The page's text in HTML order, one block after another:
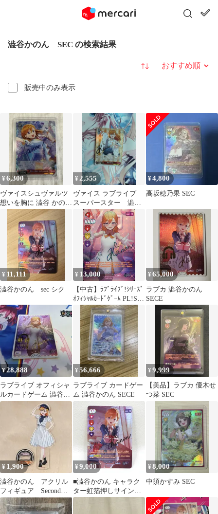
澁谷かのん SEC の検索結果
販売中のみ表示
並び替え
¥6,300
ヴァイスシュヴァルツ
想いを胸に 澁谷 かのん
SP サイン
¥ 2,555
ヴァイス ラブライブ
スーパースター 澁谷
かのん SP
¥4,800
高坂穂乃果 SEC
¥ 11,111
澁谷かのん sec シク
¥ 13,000
【中古】ﾗﾌﾞﾗｲﾌﾞ!ｼﾘｰｽﾞ
ｵﾌｨｼｬﾙｶｰﾄﾞｹﾞｰﾑ PL!SP-
bp2-001-SEC[SEC]：澁
谷かのん(キャラクター
虹箔押しサイン入り)
¥65,000
ラブカ 澁谷かのん
SECE
¥28,888
ラブライブ オフィシャ
ルカードゲーム 澁谷か
のん SECE①
¥56,666
ラブライブ カードゲー
ム 澁谷かのん SECE
¥9,999
【美品】ラブカ 優木せ
つ菜 SEC
¥ 1,900
澁谷かのん アクリル
フィギュア Second
Sparkle ver
¥ 9,000
■澁谷かのん キャラク
ター虹箔押しサイン入
り PL!SP-bp5-001-SEC
¥8,000
中須かすみ SEC